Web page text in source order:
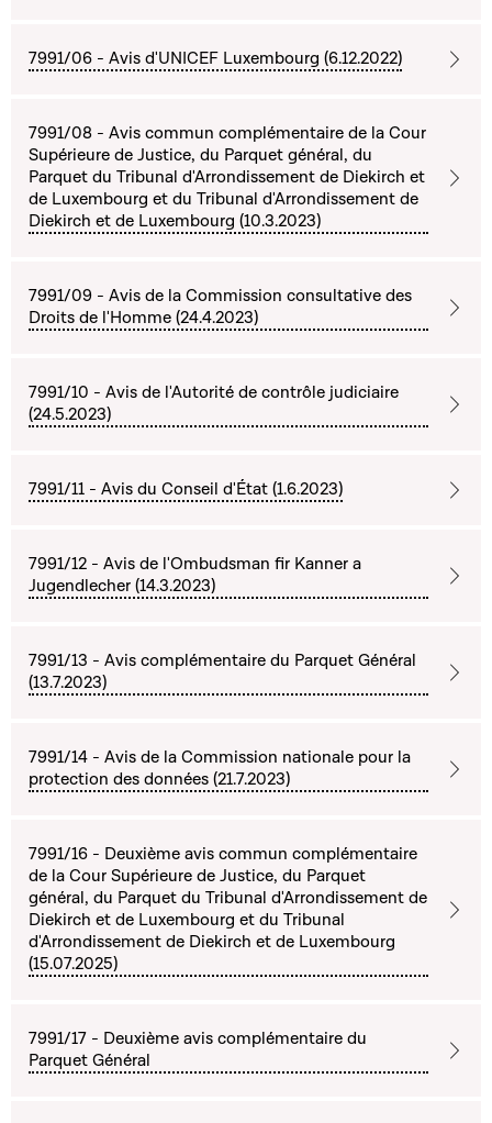
7991/06 - Avis d'UNICEF Luxembourg (6.12.2022)
7991/08 - Avis commun complémentaire de la Cour
Supérieure de Justice, du Parquet général, du
Parquet du Tribunal d'Arrondissement de Diekirch et
de Luxembourg et du Tribunal d'Arrondissement de
Diekirch et de Luxembourg (10.3.2023)
7991/09 - Avis de la Commission consultative des
Droits de l'Homme (24.4.2023)
7991/10 - Avis de l'Autorité de contrôle judiciaire
(24.5.2023)
7991/11 - Avis du Conseil d'État (1.6.2023)
7991/12 - Avis de l'Ombudsman fir Kanner a
Jugendlecher (14.3.2023)
7991/13 - Avis complémentaire du Parquet Général
(13.7.2023)
7991/14 - Avis de la Commission nationale pour la
protection des données (21.7.2023)
7991/16 - Deuxième avis commun complémentaire
de la Cour Supérieure de Justice, du Parquet
général, du Parquet du Tribunal d'Arrondissement de
Diekirch et de Luxembourg et du Tribunal
d'Arrondissement de Diekirch et de Luxembourg
(15.07.2025)
7991/17 - Deuxième avis complémentaire du
Parquet Général